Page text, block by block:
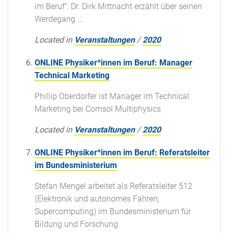
im Beruf“: Dr. Dirk Mittnacht erzählt über seinen
Werdegang ...
Located in Veranstaltungen /2020
ONLINE Physiker*innen im Beruf: Manager
Technical Marketing
Phillip Oberdorfer ist Manager im Technical
Marketing bei Comsol Multiphysics
Located in Veranstaltungen /2020
ONLINE Physiker*innen im Beruf: Referatsleiter
im Bundesministerium
Stefan Mengel arbeitet als Referatsleiter 512
(Elektronik und autonomes Fahren;
Supercomputing) im Bundesministerium für
Bildung und Forschung